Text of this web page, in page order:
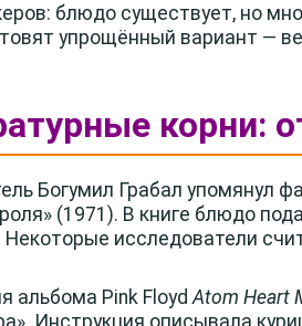
блюдо существует, но
упрощённый вариант —
корни:
Богумил Грабал упомянул
(1971). В книге блюдо
Некоторые исследователи
альбома Pink Floyd Atom Heart
Инструкция описывала